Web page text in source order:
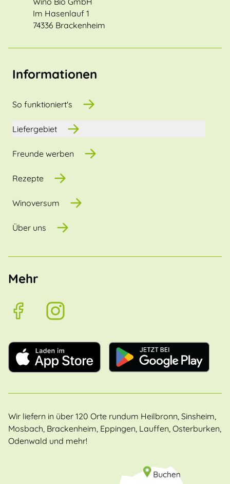
Im Hasenlauf 1
74336 Brackenheim
Informationen
So funktioniert's
Liefergebiet
Freunde werben
Rezepte
Winoversum
Über uns
Mehr
Wir liefern in über 120 Orte rundum Heilbronn, Sinsheim,
Mosbach, Brackenheim, Eppingen, Lauffen, Osterburken,
Odenwald und mehr!